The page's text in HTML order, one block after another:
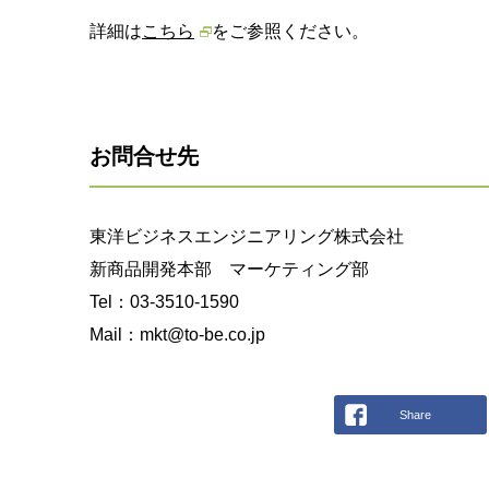
詳細はこちら をご参照ください。
お問合せ先
東洋ビジネスエンジニアリング株式会社
新商品開発本部 マーケティング部
Tel：03-3510-1590
Mail：mkt@to-be.co.jp
Share